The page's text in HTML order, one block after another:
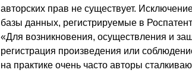
авторских прав не существует.
базы данных, регистрируемые в
«Для возникновения, осуществления и
регистрация произведения или
на практике очень часто авторы